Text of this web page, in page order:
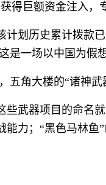
得巨额资金注入
计划历史累计拨款
是一场以中国为假
五角大楼的“诸神武
些武器项目的命名
能力；“黑色马林